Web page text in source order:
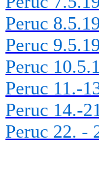
Peruc
Peruc
Peruc
Peruc 11.-
Peruc 14.-
Peruc 22. -